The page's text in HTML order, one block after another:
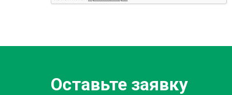
Оставьте заявку